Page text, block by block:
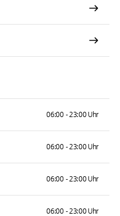
06:00 - 23:00 Uhr
06:00 - 23:00 Uhr
06:00 - 23:00 Uhr
06:00 - 23:00 Uhr